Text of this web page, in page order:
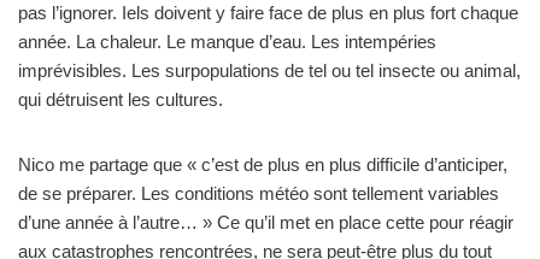
pas l’ignorer. Iels doivent y faire face de plus en plus fort chaque
année. La chaleur. Le manque d’eau. Les intempéries
imprévisibles. Les surpopulations de tel ou tel insecte ou animal,
qui détruisent les cultures.
Nico me partage que « c’est de plus en plus difficile d’anticiper,
de se préparer. Les conditions météo sont tellement variables
d’une année à l’autre… » Ce qu’il met en place cette pour réagir
aux catastrophes rencontrées, ne sera peut-être plus du tout